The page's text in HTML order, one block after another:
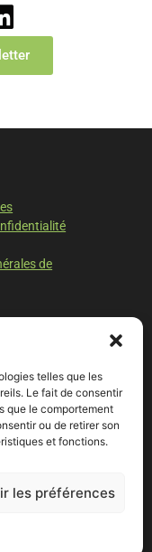
telles que les
Le fait de consentir
que le comportement
ou de retirer son
et fonctions.
les préférences
de
d'équipe à Lyon